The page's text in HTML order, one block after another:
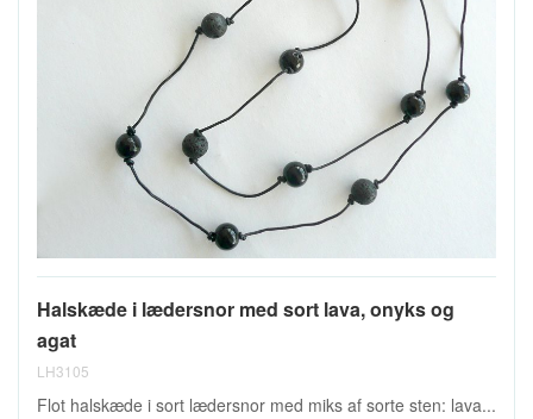
Halskæde i lædersnor med sort lava, onyks og
agat
LH3105
Flot halskæde i sort lædersnor med miks af sorte sten: lava...